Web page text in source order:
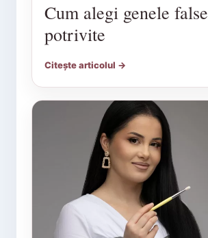
Cum alegi genele false
potrivite
Citește articolul →